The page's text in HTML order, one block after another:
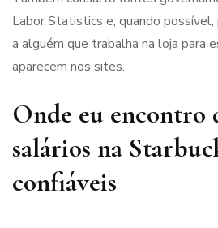
Labor Statistics e, quando
a alguém que trabalha na loja para
aparecem nos sites.
Onde eu encontro
salários na
confiáveis